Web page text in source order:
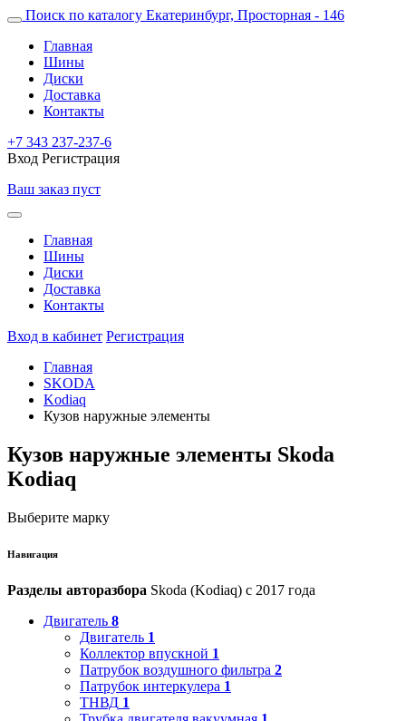
Поиск по каталогу Екатеринбург, Просторная - 146
Главная
Шины
Диски
Доставка
Контакты
+7 343 237-237-6
Вход Регистрация
Ваш заказ пуст
Главная
Шины
Диски
Доставка
Контакты
Вход в кабинет Регистрация
Главная
SKODA
Kodiaq
Кузов наружные элементы
Кузов наружные элементы Skoda
Kodiaq
Выберите марку
Навигация
Разделы авторазбора Skoda (Kodiaq) с 2017 года
Двигатель 8
Двигатель 1
Коллектор впускной 1
Патрубок воздушного фильтра 2
Патрубок интеркулера 1
ТНВД 1